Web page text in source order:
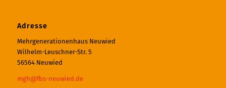
Adresse
Mehrgenerationenhaus Neuwied
Wilhelm-Leuschner-Str. 5
56564 Neuwied
mgh@fbs-neuwied.de